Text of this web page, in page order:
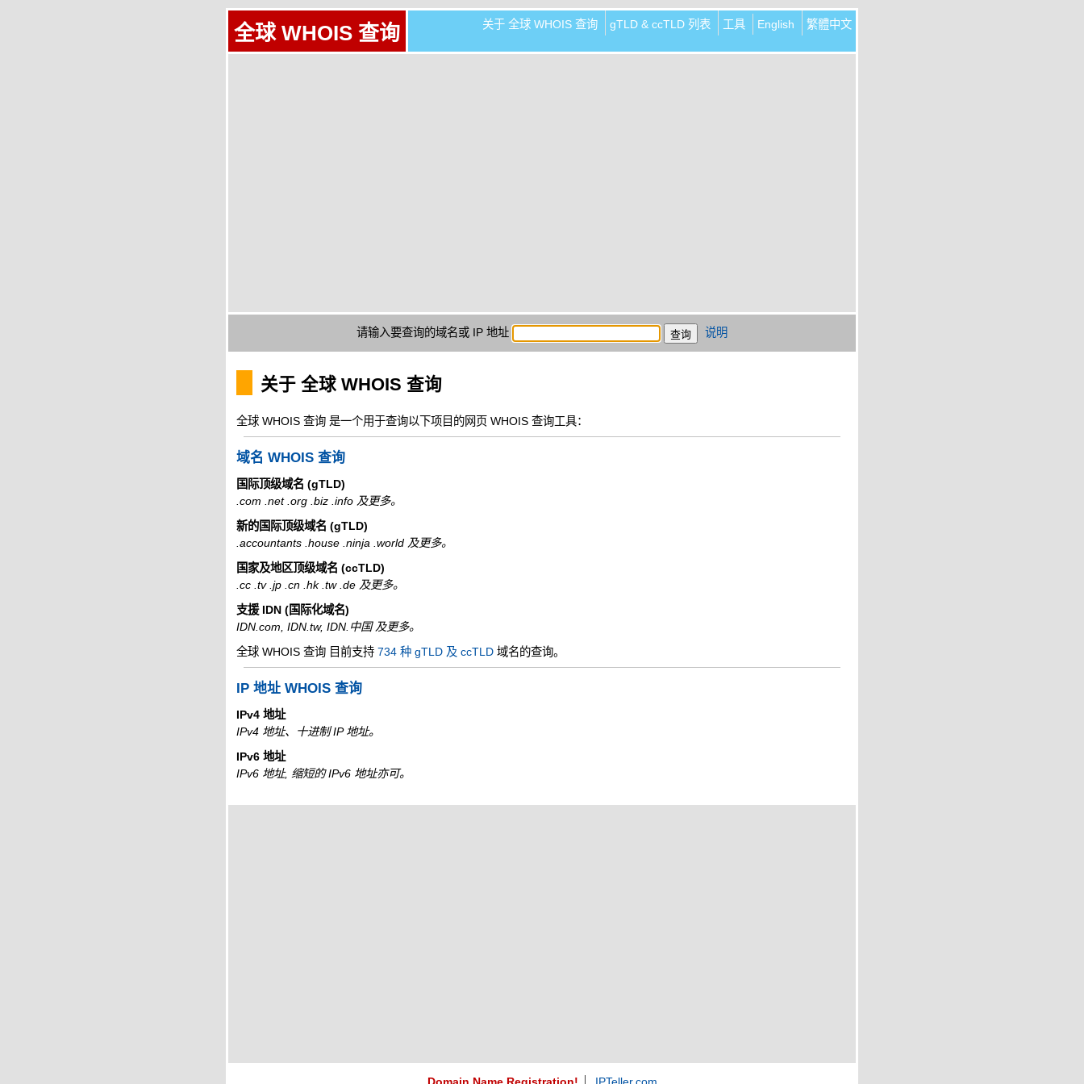
全球 WHOIS 查询 关于 全球 WHOIS 查询 gTLD & ccTLD 列表 工具 English 繁體中文
请输入要查询的域名或 IP 地址 说明
关于 全球 WHOIS 查询
全球 WHOIS 查询 是一个用于查询以下项目的网页 WHOIS 查询工具：
域名 WHOIS 查询
国际顶级域名 (gTLD)
.com .net .org .biz .info 及更多。
新的国际顶级域名 (gTLD)
.accountants .house .ninja .world 及更多。
国家及地区顶级域名 (ccTLD)
.cc .tv .jp .cn .hk .tw .de 及更多。
支援 IDN (国际化域名)
IDN.com, IDN.tw, IDN.中国 及更多。
全球 WHOIS 查询 目前支持 734 种 gTLD 及 ccTLD 域名的查询。
IP 地址 WHOIS 查询
IPv4 地址
IPv4 地址、十进制 IP 地址。
IPv6 地址
IPv6 地址, 缩短的 IPv6 地址亦可。
Domain Name Registration! IPTeller.com